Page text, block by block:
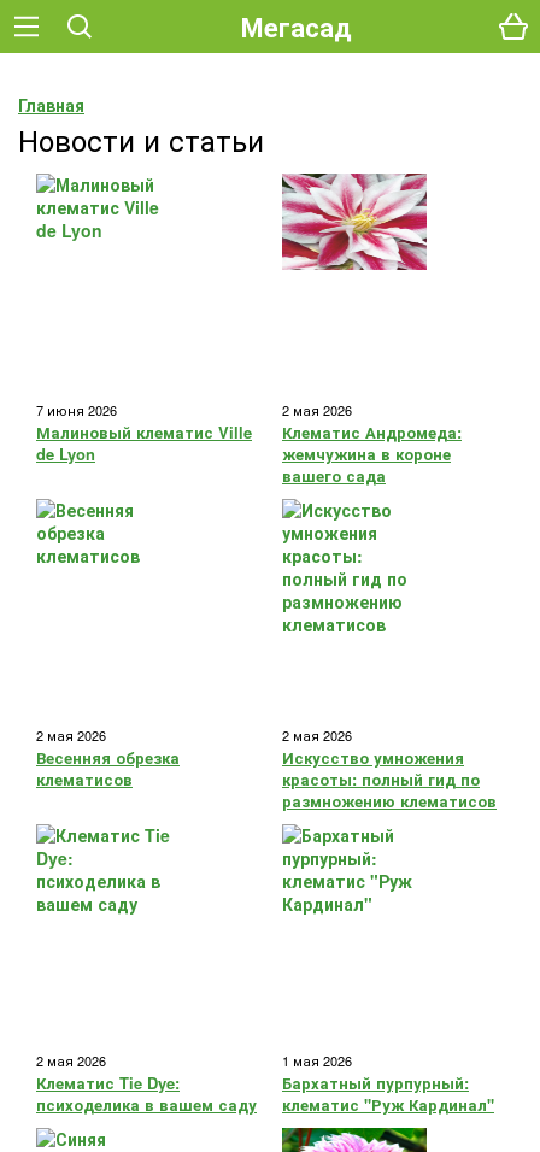
Мегасад
Главная
Новости и статьи
7 июня 2026
Малиновый клематис Ville
de Lyon
2 мая 2026
Клематис Андромеда:
жемчужина в короне
вашего сада
2 мая 2026
Весенняя обрезка
клематисов
2 мая 2026
Искусство умножения
красоты: полный гид по
размножению клематисов
2 мая 2026
Клематис Tie Dye:
психоделика в вашем саду
1 мая 2026
Бархатный пурпурный:
клематис "Руж Кардинал"